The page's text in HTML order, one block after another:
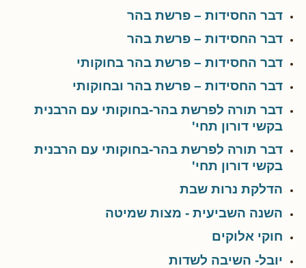
דבר החסידות – פרשת בהר
דבר החסידות – פרשת בהר
דבר החסידות – פרשת בהר בחוקותי
דבר החסידות – פרשת בהר ובחוקותי
דבר תורה לפרשת בהר-בחוקותי עם הרבנית
בקשי דורון תחי'
דבר תורה לפרשת בהר-בחוקותי עם הרבנית
בקשי דורון תחי'
הדלקת נרות שבת
השנה השביעית - מצות שמיטה
חוקי אלוקים
יובל- השיבה לשדות